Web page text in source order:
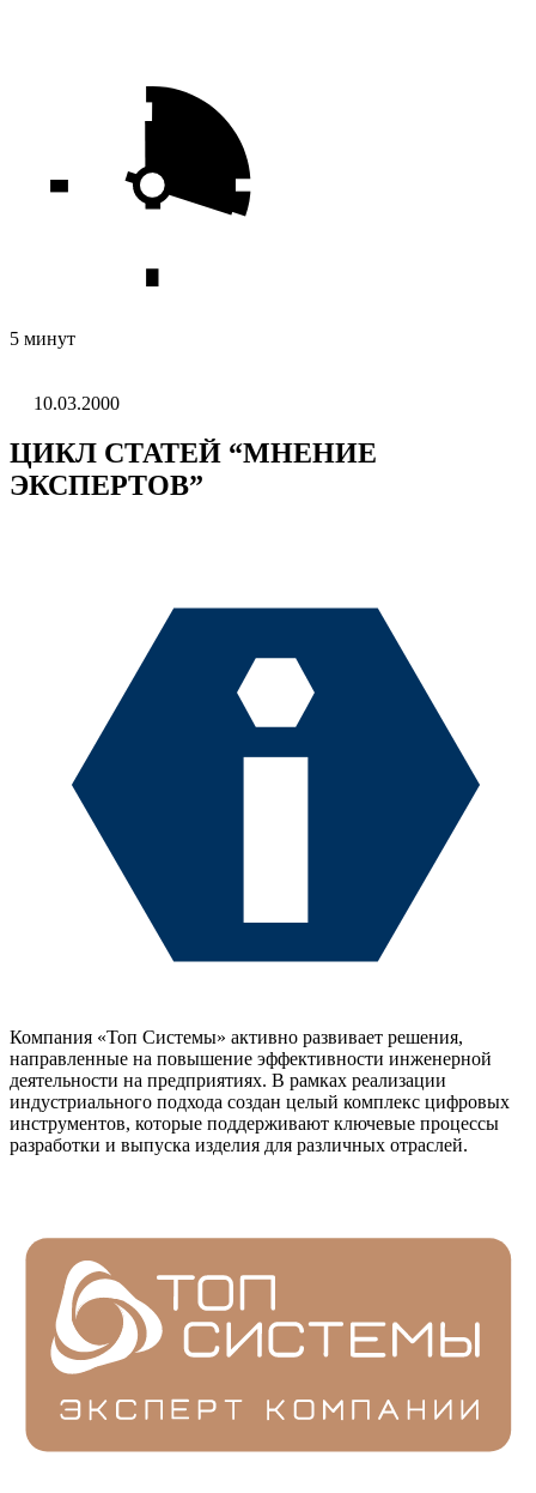
5 минут
10.03.2000
ЦИКЛ СТАТЕЙ “МНЕНИЕ
ЭКСПЕРТОВ”
Компания «Топ Системы» активно развивает решения,
направленные на повышение эффективности инженерной
деятельности на предприятиях. В рамках реализации
индустриального подхода создан целый комплекс цифровых
инструментов, которые поддерживают ключевые процессы
разработки и выпуска изделия для различных отраслей.